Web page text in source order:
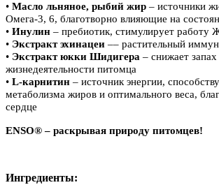
• Масло льняное, рыбий жир – источники
Омега-3, 6, благотворно влияющие на
• Инулин – пребиотик, стимулирует работу
• Экстракт эхинацеи –– растительный
• Экстракт юкки Шидигера – снижает
жизнедеятельности питомца
• L-карнитин – источник энергии,
метаболизма жиров и оптимального веса,
сердце
ENSO® – раскрывая природу питомцев!
Ингредиенты: